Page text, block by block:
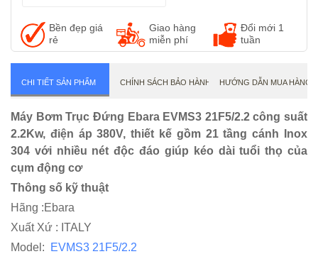
MÁY BƠM CÔNG NGHIỆP EBARA
Bền đẹp giá
rẻ
Giao hàng
miễn phí
Đổi mới 1
tuần
CHI TIẾT SẢN PHẨM CHÍNH SÁCH BẢO HÀNH HƯỚNG DẪN MUA HÀNG
Máy Bơm Trục Đứng Ebara EVMS3 21F5/2.2 công suất
2.2Kw, điện áp 380V, thiết kế gồm 21 tầng cánh Inox
304 với nhiều nét độc đáo giúp kéo dài tuổi thọ của
cụm động cơ
Thông số kỹ thuật
Hãng :Ebara
Xuất Xứ : ITALY
Model:
EVMS3 21F5/2.2